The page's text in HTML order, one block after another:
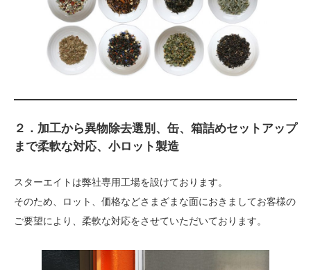
２．加工から異物除去選別、缶、箱詰めセットアップ
まで柔軟な対応、小ロット製造
スターエイトは弊社専用工場を設けております。
そのため、ロット、価格などさまざまな面におきましてお客様の
ご要望により、柔軟な対応をさせていただいております。